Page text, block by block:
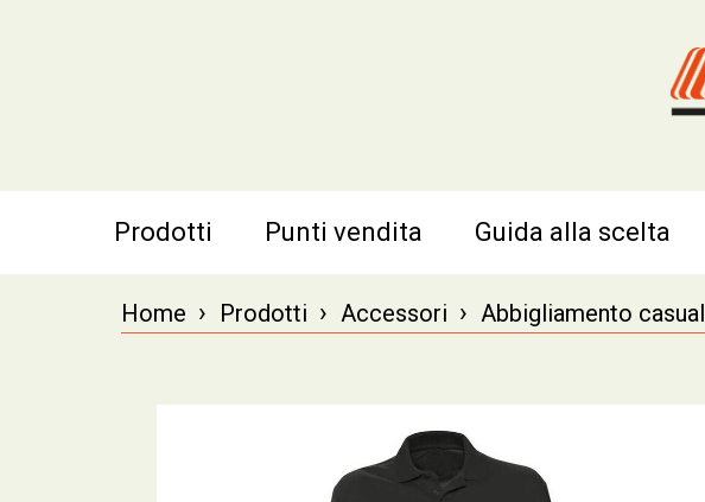
Prodotti Punti vendita Guida alla scelta
Home › Prodotti › Accessori › Abbigliamento casual